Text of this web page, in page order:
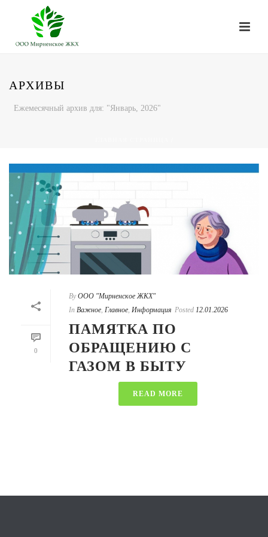
АРХИВЫ
Ежемесячный архив для: "Январь, 2026"
0
By ООО "Мирненское ЖКХ"
In Важное Главное Информация Posted 12.01.2026
ПАМЯТКА ПО
ОБРАЩЕНИЮ С
ГАЗОМ В БЫТУ
READ MORE